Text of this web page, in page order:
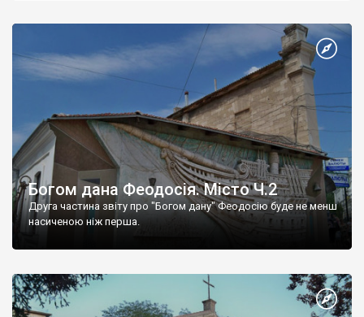
Богом дана Феодосія. Місто Ч.2
Друга частина звіту про "Богом дану" Феодосію буде не менш
насиченою ніж перша.